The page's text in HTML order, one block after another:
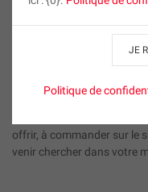
JE
Politique de
Une large gamme de
Album photo commandé
Tirages photo produits
personnalisé à offrir en
offrir, à commander sur le
venir chercher dans votre